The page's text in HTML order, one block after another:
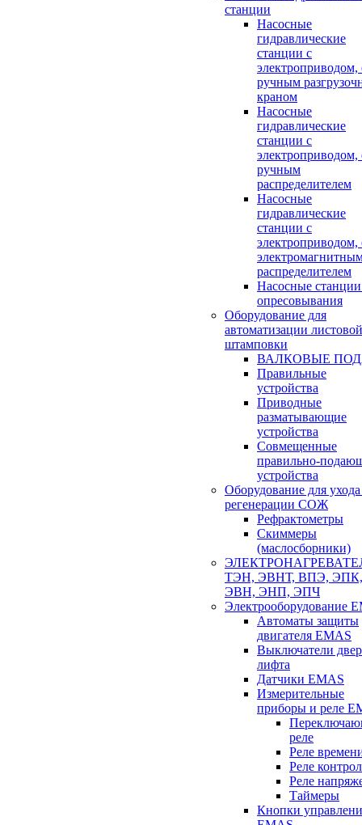
станции
Насосные
гидравлические
станции с
электроприводом,
ручным
краном
Насосные
гидравлические
станции с
электроприводом,
ручным
распределителем
Насосные
гидравлические
станции с
электроприводом,
распределителем
Насосные
опресовывания
Оборудование для
автоматизации листовой
штамповки
ВАЛКОВЫЕ
Правильные
устройства
Приводные
разматывающие
устройства
Совмещенные
правильно-
устройства
Оборудование для
регенерации СОЖ
Рефрактометры
Скиммеры
(маслосборники)
ТЭН, ЭВНТ, ВПЭ, ЭПК,
ЭВН, ЭНП, ЭПЧ
Электрооборудование
Автоматы защиты
двигателя EMAS
Выключатели
лифта
Датчики EMAS
Измерительные
приборы и реле
реле
Реле
Реле
Реле
Таймеры
Кнопки